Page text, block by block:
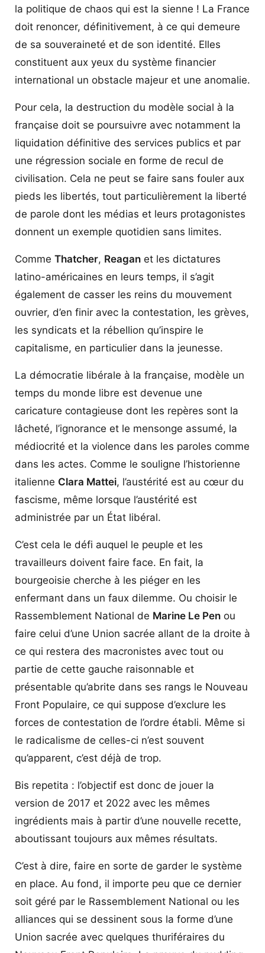
la politique de chaos qui est la sienne ! La France
doit renoncer, définitivement, à ce qui demeure
de sa souveraineté et de son identité. Elles
constituent aux yeux du système financier
international un obstacle majeur et une anomalie.
Pour cela, la destruction du modèle social à la
française doit se poursuivre avec notamment la
liquidation définitive des services publics et par
une régression sociale en forme de recul de
civilisation. Cela ne peut se faire sans fouler aux
pieds les libertés, tout particulièrement la liberté
de parole dont les médias et leurs protagonistes
donnent un exemple quotidien sans limites.
Comme Thatcher, Reagan et les dictatures
latino-américaines en leurs temps, il s’agit
également de casser les reins du mouvement
ouvrier, d’en finir avec la contestation, les grèves,
les syndicats et la rébellion qu’inspire le
capitalisme, en particulier dans la jeunesse.
La démocratie libérale à la française, modèle un
temps du monde libre est devenue une
caricature contagieuse dont les repères sont la
lâcheté, l’ignorance et le mensonge assumé, la
médiocrité et la violence dans les paroles comme
dans les actes. Comme le souligne l’historienne
italienne Clara Mattei, l’austérité est au cœur du
fascisme, même lorsque l’austérité est
administrée par un État libéral.
C’est cela le défi auquel le peuple et les
travailleurs doivent faire face. En fait, la
bourgeoisie cherche à les piéger en les
enfermant dans un faux dilemme. Ou choisir le
Rassemblement National de Marine Le Pen ou
faire celui d’une Union sacrée allant de la droite à
ce qui restera des macronistes avec tout ou
partie de cette gauche raisonnable et
présentable qu’abrite dans ses rangs le Nouveau
Front Populaire, ce qui suppose d’exclure les
forces de contestation de l’ordre établi. Même si
le radicalisme de celles-ci n’est souvent
qu’apparent, c’est déjà de trop.
Bis repetita : l’objectif est donc de jouer la
version de 2017 et 2022 avec les mêmes
ingrédients mais à partir d’une nouvelle recette,
aboutissant toujours aux mêmes résultats.
C’est à dire, faire en sorte de garder le système
en place. Au fond, il importe peu que ce dernier
soit géré par le Rassemblement National ou les
alliances qui se dessinent sous la forme d’une
Union sacrée avec quelques thuriféraires du